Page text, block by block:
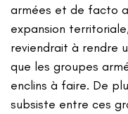
armées et de facto
expansion
reviendrait à rendre
que les groupes
enclins à faire. De
subsiste entre ces